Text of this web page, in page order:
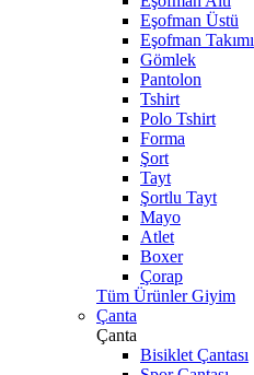
Eşofman Üstü
Eşofman Takımı
Gömlek
Pantolon
Tshirt
Polo Tshirt
Forma
Şort
Tayt
Şortlu Tayt
Mayo
Atlet
Boxer
Çorap
Tüm Ürünler Giyim
Çanta
Çanta
Bisiklet Çantası